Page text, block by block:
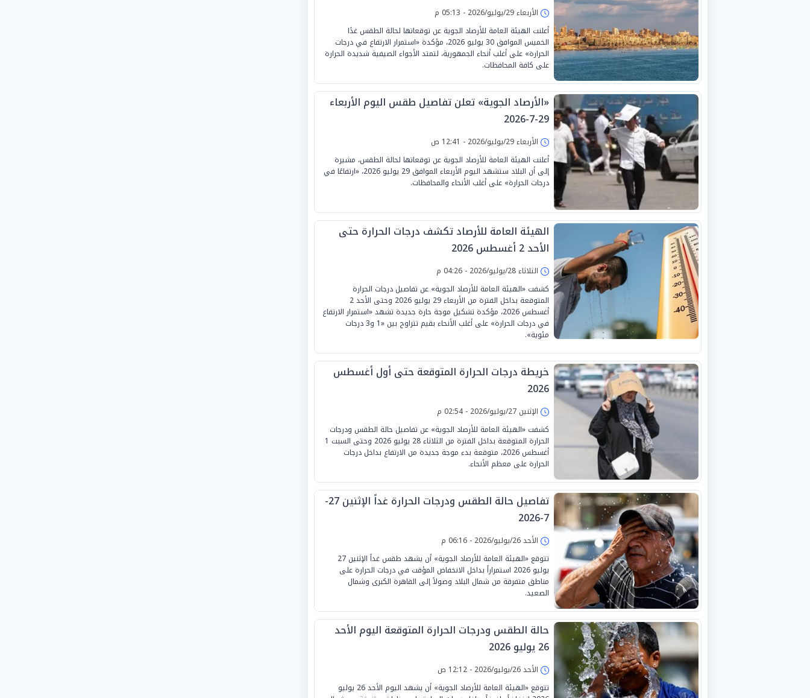
الأربعاء 29/يوليو/2026 - 05:13 م
أعلنت الهيئة العامة للأرصاد الجوية عن توقعاتها لحالة الطقس غدًا
الخميس الموافق 30 يوليو 2026، مؤكدة «استمرار الارتفاع في درجات
الحرارة» على أغلب أنحاء الجمهورية، لتمتد الأجواء الصيفية شديدة الحرارة
على كافة المحافظات.
«الأرصاد الجوية» تعلن تفاصيل طقس اليوم الأربعاء
29-7-2026
الأربعاء 29/يوليو/2026 - 12:41 ص
أعلنت الهيئة العامة للأرصاد الجوية عن توقعاتها لحالة الطقس، مشيرة
إلى أن البلاد ستشهد اليوم الأربعاء الموافق 29 يوليو 2026، «ارتفاعًا في
درجات الحرارة» على أغلب الأنحاء والمحافظات.
الهيئة العامة للأرصاد تكشف درجات الحرارة حتى
الأحد 2 أغسطس 2026
الثلاثاء 28/يوليو/2026 - 04:26 م
كشفت «الهيئة العامة للأرصاد الجوية» عن تفاصيل درجات الحرارة
المتوقعة بداخل الفترة من الأربعاء 29 يوليو 2026 وحتى الأحد 2
أغسطس 2026، مؤكدة تشكيل موجة حارة جديدة تشهد «استمرار الارتفاع
في درجات الحرارة» على أغلب الأنحاء بقيم تتراوح بين «1 و3 درجات
مئوية».
خريطة درجات الحرارة المتوقعة حتى أول أغسطس
2026
الإثنين 27/يوليو/2026 - 02:54 م
كشفت «الهيئة العامة للأرصاد الجوية» عن تفاصيل حالة الطقس ودرجات
الحرارة المتوقعة بداخل الفترة من الثلاثاء 28 يوليو 2026 وحتى السبت 1
أغسطس 2026، متوقعة بدء موجة جديدة من الارتفاع بداخل درجات
الحرارة على معظم الأنحاء.
تفاصيل حالة الطقس ودرجات الحرارة غداً الإثنين 27-
7-2026
الأحد 26/يوليو/2026 - 06:16 م
تتوقع «الهيئة العامة للأرصاد الجوية» أن يشهد طقس غداً الإثنين 27
يوليو 2026 استمراراً بداخل الانخفاض المؤقت في درجات الحرارة على
مناطق متفرقة من شمال البلاد وصولاً إلى القاهرة الكبرى وشمال
الصعيد.
حالة الطقس ودرجات الحرارة المتوقعة اليوم الأحد
26 يوليو 2026
الأحد 26/يوليو/2026 - 12:12 ص
تتوقع «الهيئة العامة للأرصاد الجوية» أن يشهد اليوم الأحد 26 يوليو